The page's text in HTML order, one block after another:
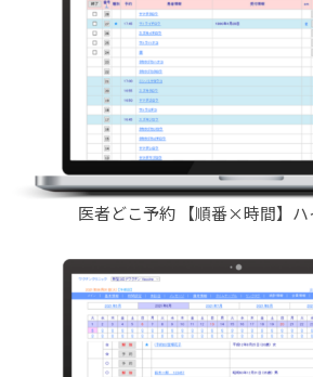
医者どこ予約 【順番×時間】ハ